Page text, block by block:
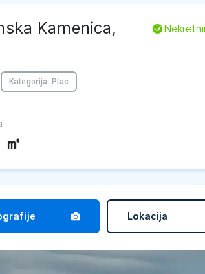
Kamenica,
L
Kategorija: Plac
㎡
Lokacija